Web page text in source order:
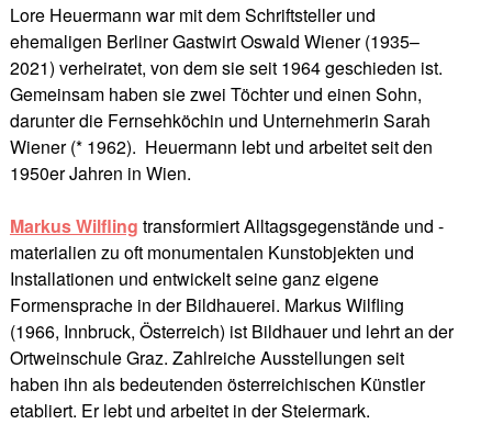
Lore Heuermann war mit dem Schriftsteller und
ehemaligen Berliner Gastwirt Oswald Wiener (1935–
2021) verheiratet, von dem sie seit 1964 geschieden ist.
Gemeinsam haben sie zwei Töchter und einen Sohn,
darunter die Fernsehköchin und Unternehmerin Sarah
Wiener (* 1962). Heuermann lebt und arbeitet seit den
1950er Jahren in Wien.
Markus Wilfling transformiert Alltagsgegenstände und -
materialien zu oft monumentalen Kunstobjekten und
Installationen und entwickelt seine ganz eigene
Formensprache in der Bildhauerei. Markus Wilfling
(1966, Innbruck, Österreich) ist Bildhauer und lehrt an der
Ortweinschule Graz. Zahlreiche Ausstellungen seit
haben ihn als bedeutenden österreichischen Künstler
etabliert. Er lebt und arbeitet in der Steiermark.